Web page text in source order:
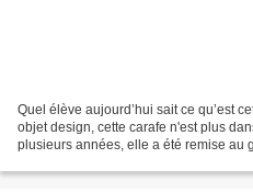
Quel élève aujourd’hui sait ce qu’est
objet design, cette carafe n'est plus
plusieurs années, elle a été remise au